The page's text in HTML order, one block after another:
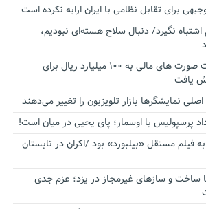
برای تقابل نظامی با ایران ارایه نکرده است
نگیرد/ دنبال سلاح هسته‌ای نبودیم،
آستانه الزام به دریافت صورت های مالی به ۱۰۰ میلیارد ریال برای
یافت
اصلی نمایشگرها بازار تلویزیون را تغییر می‌دهند
پرسپولیس با اوسمار؛ پای یحیی در میان است!
فیلم مستقل «بیلبورد» بود /اکران در تابستان
ساخت‌ و سازهای غیرمجاز در یزد؛ عزم جدی